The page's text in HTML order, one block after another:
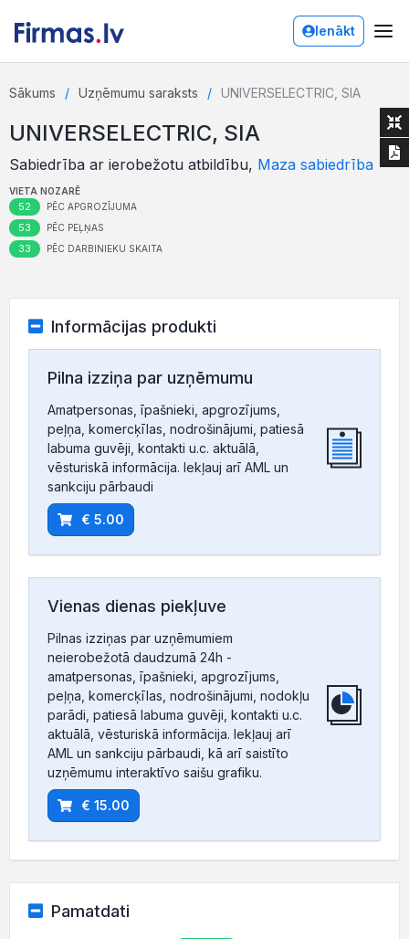
Ienākt
Sākums Uzņēmumu saraksts UNIVERSELECTRIC, SIA
UNIVERSELECTRIC, SIA
Sabiedrība ar ierobežotu atbildību, Maza sabiedrība
VIETA NOZARĒ
52 PĒC APGROZĪJUMA
53 PĒC PEĻŅAS
33 PĒC DARBINIEKU SKAITA
Informācijas produkti
Pilna izziņa par uzņēmumu
Amatpersonas, īpašnieki, apgrozījums,
peļņa, komercķīlas, nodrošinājumi, patiesā
labuma guvēji, kontakti u.c. aktuālā,
vēsturiskā informācija. Iekļauj arī AML un
sankciju pārbaudi
€ 5.00
Vienas dienas piekļuve
Pilnas izziņas par uzņēmumiem
neierobežotā daudzumā 24h -
amatpersonas, īpašnieki, apgrozījums,
peļņa, komercķīlas, nodrošinājumi, nodokļu
parādi, patiesā labuma guvēji, kontakti u.c.
aktuālā, vēsturiskā informācija. Iekļauj arī
AML un sankciju pārbaudi, kā arī saistīto
uzņēmumu interaktīvo saišu grafiku.
€ 15.00
Pamatdati